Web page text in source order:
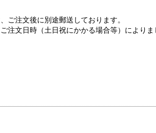
ご注文後に別途郵送しております。
注文日時（土日祝にかかる場合等）により